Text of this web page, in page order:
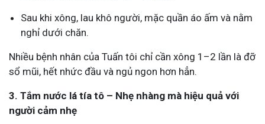
Sau khi xông, lau khô người, mặc quần áo ấm và nằm
nghỉ dưới chăn.
Nhiều bệnh nhân của Tuấn tôi chỉ cần xông 1–2 lần là đỡ
sổ mũi, hết nhức đầu và ngủ ngon hơn hẳn.
3. Tắm nước lá tía tô – Nhẹ nhàng mà hiệu quả với
người cảm nhẹ